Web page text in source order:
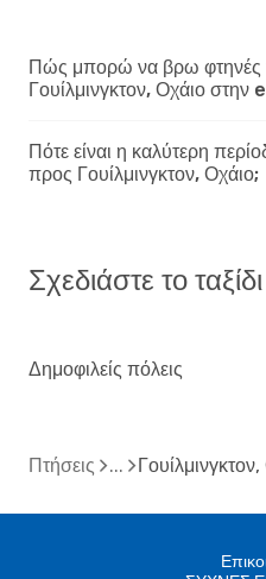
Πώς μπορώ να βρω φτηνές
Γουίλμινγκτον, Οχάιο
Πότε είναι η καλύτερη
προς Γουίλμινγκτον, Οχάιο;
Σχεδιάστε το
Δημοφιλείς πόλεις
Πτήσεις